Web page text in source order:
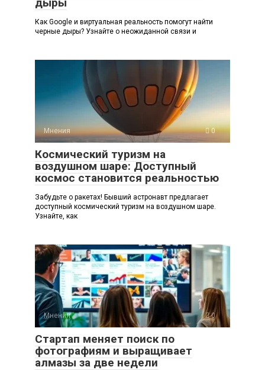
Как Google и виртуальная реальность помогут найти
черные дыры? Узнайте о неожиданной связи и
Мнения 0
Космический туризм на
воздушном шаре: Доступный
космос становится реальностью
Забудьте о ракетах! Бывший астронавт предлагает
доступный космический туризм на воздушном шаре.
Узнайте, как
Мнения 0
Стартап меняет поиск по
фотографиям и выращивает
алмазы за две недели